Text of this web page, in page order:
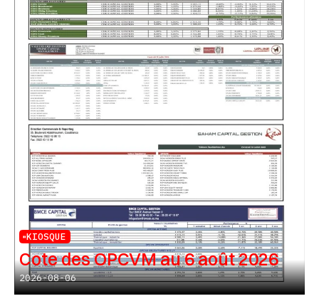
KIOSQUE
Cote des OPCVM au 6 août 2026
2026-08-06